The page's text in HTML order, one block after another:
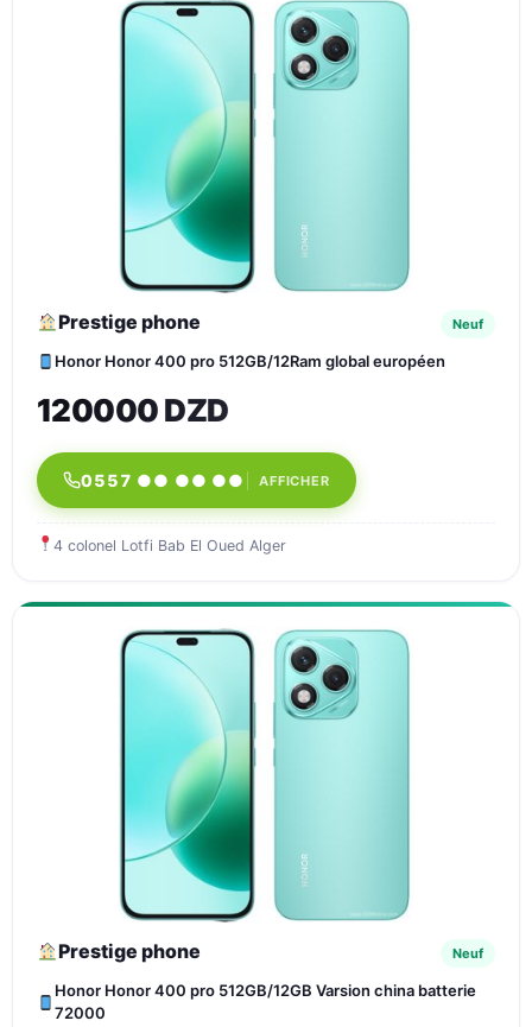
Prestige phone Neuf
Honor Honor 400 pro 512GB/12Ram global européen
120000 DZD
0557 ●● ●● ●● AFFICHER
4 colonel Lotfi Bab El Oued Alger
Prestige phone Neuf
Honor Honor 400 pro 512GB/12GB Varsion china batterie
72000